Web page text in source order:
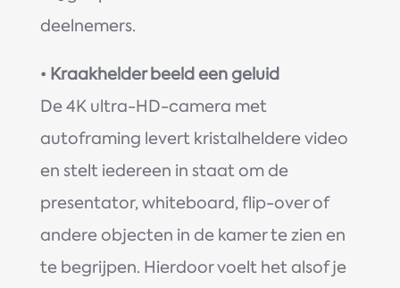
deelnemers.
• Kraakhelder beeld een geluid
De 4K ultra-HD-camera met
autoframing levert kristalheldere video
en stelt iedereen in staat om de
presentator, whiteboard, flip-over of
andere objecten in de kamer te zien en
te begrijpen. Hierdoor voelt het alsof je